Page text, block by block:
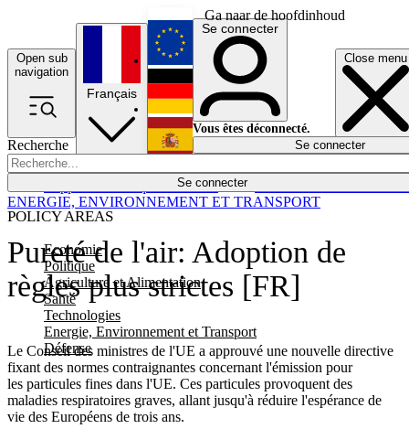
Ga naar de hoofdinhoud
Open sub
navigation
Close menu
Recherche
Se connecter
POLICY AREAS
Economie
Politique
Agriculture et Alimentation
Santé
Technologies
Energie, Environnement et Transport
Défense
Économie
Français
English
Deutsch
Español
Se connecter
Vous êtes déconnecté.
Se connecter
Pureté de l'air: Adoption de
règles plus strictes [FR]
Le Conseil des ministres de l'UE a approuvé une nouvelle directive
fixant des normes contraignantes concernant l'émission pour
les particules fines dans l'UE. Ces particules provoquent des
maladies respiratoires graves, allant jusqu'à réduire l'espérance de
vie des Européens de trois ans.
ENERGIE, ENVIRONNEMENT ET TRANSPORT